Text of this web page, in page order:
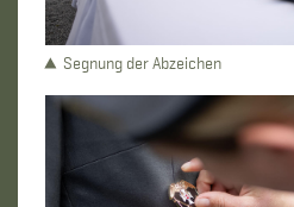
Segnung der Abzeichen